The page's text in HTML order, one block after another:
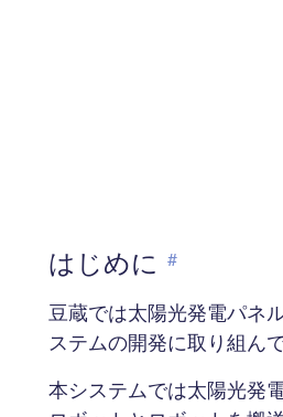
はじめに #
豆蔵では太陽光発電パネ
ステムの開発に取り組ん
本システムでは太陽光発